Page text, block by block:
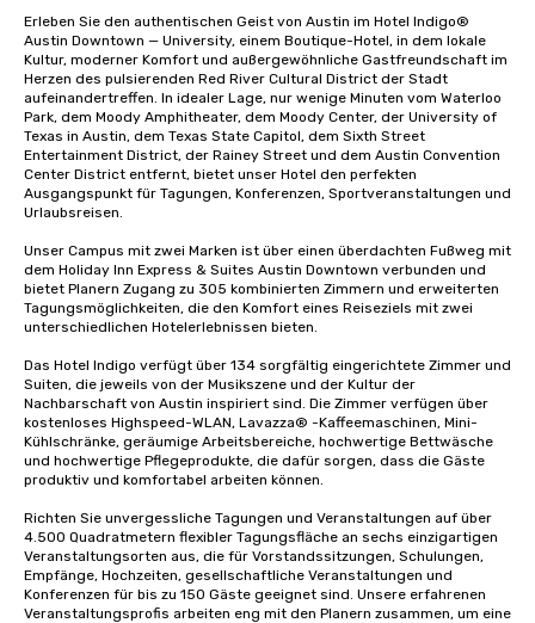
Erleben Sie den authentischen Geist von Austin im Hotel Indigo®
Austin Downtown — University, einem Boutique-Hotel, in dem lokale
Kultur, moderner Komfort und außergewöhnliche Gastfreundschaft im
Herzen des pulsierenden Red River Cultural District der Stadt
aufeinandertreffen. In idealer Lage, nur wenige Minuten vom Waterloo
Park, dem Moody Amphitheater, dem Moody Center, der University of
Texas in Austin, dem Texas State Capitol, dem Sixth Street
Entertainment District, der Rainey Street und dem Austin Convention
Center District entfernt, bietet unser Hotel den perfekten
Ausgangspunkt für Tagungen, Konferenzen, Sportveranstaltungen und
Urlaubsreisen.
Unser Campus mit zwei Marken ist über einen überdachten Fußweg mit
dem Holiday Inn Express & Suites Austin Downtown verbunden und
bietet Planern Zugang zu 305 kombinierten Zimmern und erweiterten
Tagungsmöglichkeiten, die den Komfort eines Reiseziels mit zwei
unterschiedlichen Hotelerlebnissen bieten.
Das Hotel Indigo verfügt über 134 sorgfältig eingerichtete Zimmer und
Suiten, die jeweils von der Musikszene und der Kultur der
Nachbarschaft von Austin inspiriert sind. Die Zimmer verfügen über
kostenloses Highspeed-WLAN, Lavazza® -Kaffeemaschinen, Mini-
Kühlschränke, geräumige Arbeitsbereiche, hochwertige Bettwäsche
und hochwertige Pflegeprodukte, die dafür sorgen, dass die Gäste
produktiv und komfortabel arbeiten können.
Richten Sie unvergessliche Tagungen und Veranstaltungen auf über
4.500 Quadratmetern flexibler Tagungsfläche an sechs einzigartigen
Veranstaltungsorten aus, die für Vorstandssitzungen, Schulungen,
Empfänge, Hochzeiten, gesellschaftliche Veranstaltungen und
Konferenzen für bis zu 150 Gäste geeignet sind. Unsere erfahrenen
Veranstaltungsprofis arbeiten eng mit den Planern zusammen, um eine